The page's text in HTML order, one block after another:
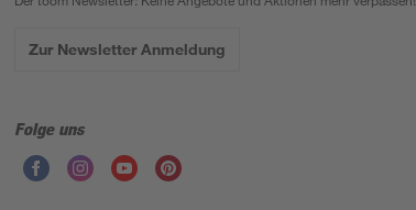
Zur Newsletter Anmeldung
Folge uns